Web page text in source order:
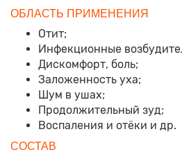
ОБЛАСТЬ ПРИМЕНЕНИЯ
Отит;
Инфекционные
Дискомфорт, боль;
Заложенность уха;
Шум в ушах;
Продолжительный зуд;
Воспаления и отёки и др.
СОСТАВ